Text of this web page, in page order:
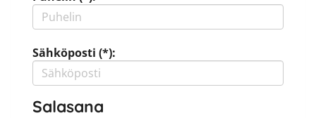
Sähköposti (*):
Salasana